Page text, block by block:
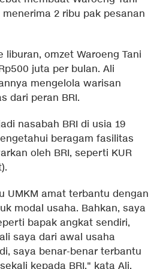
2 ribu pak pesanan
liburan, omzet Waroeng Tani
juta per bulan. Ali
mengelola warisan
dari peran BRI.
nasabah BRI di usia 19
beragam fasilitas
oleh BRI, seperti KUR
UMKM amat terbantu dengan
modal usaha. Bahkan, saya
bapak angkat sendiri,
saya dari awal usaha
saya benar-benar terbantu
kepada BRI," kata Ali.